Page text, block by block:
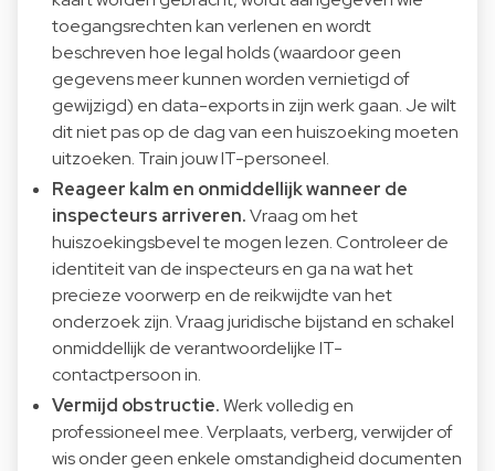
toegangsrechten kan verlenen en wordt
beschreven hoe legal holds (waardoor geen
gegevens meer kunnen worden vernietigd of
gewijzigd) en data-exports in zijn werk gaan. Je wilt
dit niet pas op de dag van een huiszoeking moeten
uitzoeken. Train jouw IT-personeel.
Reageer kalm en onmiddellijk wanneer de
inspecteurs arriveren.Vraag om het
huiszoekingsbevel te mogen lezen. Controleer de
identiteit van de inspecteurs en ga na wat het
precieze voorwerp en de reikwijdte van het
onderzoek zijn. Vraag juridische bijstand en schakel
onmiddellijk de verantwoordelijke IT-
contactpersoon in.
Vermijd obstructie.Werk volledig en
professioneel mee. Verplaats, verberg, verwijder of
wis onder geen enkele omstandigheid documenten